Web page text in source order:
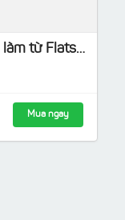
Full code web bán mỹ phẩm 02 làm từ Flatsome
Mua ngay